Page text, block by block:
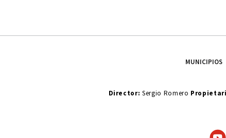
MUNICIPIOS
Director: Sergio Romero